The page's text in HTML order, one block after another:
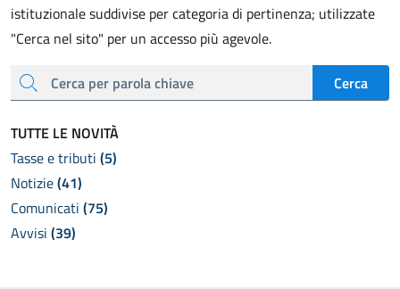
istituzionale suddivise per categoria di pertinenza; utilizzate
"Cerca nel sito" per un accesso più agevole.
cerca
Cerca
TUTTE LE NOVITÀ
Tasse e tributi (5)
Notizie(41)
Comunicati (75)
Avvisi (39)